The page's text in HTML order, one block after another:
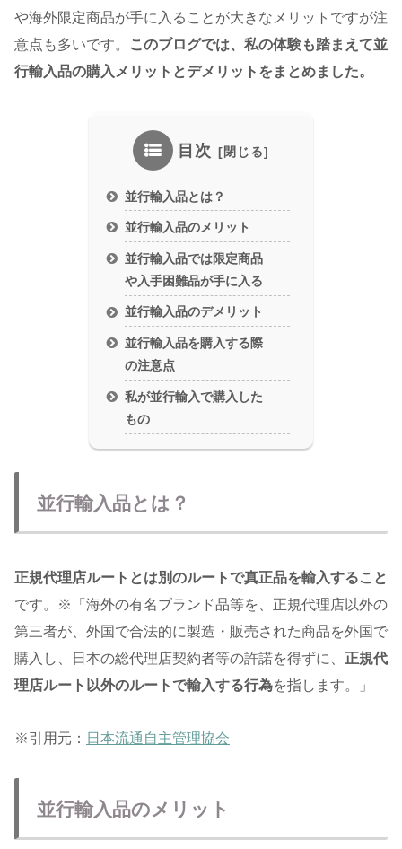
や海外限定商品が手に入ることが大きなメリットですが注
意点も多いです。
このブログでは、私の体験も踏まえて並
行輸入品の購入メリットとデメリットをまとめました。
目次
並行輸入品とは？
並行輸入品のメリット
並行輸入品では限定商品
や入手困難品が手に入る
並行輸入品のデメリット
並行輸入品を購入する際
の注意点
私が並行輸入で購入した
もの
並行輸入品とは？
正規代理店ルートとは別のルートで真正品を輸入すること
です。※「海外の有名ブランド品等を、正規代理店以外の
第三者が、外国で合法的に製造・販売された商品を外国で
購入し、日本の総代理店契約者等の許諾を得ずに、 正規代
理店ルート以外のルートで輸入する行為を指します。」
※引用元： 日本流通自主管理協会
並行輸入品のメリット